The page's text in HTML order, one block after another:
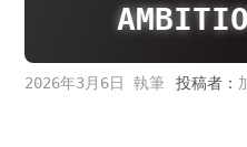
2026年3月6日 投稿者：